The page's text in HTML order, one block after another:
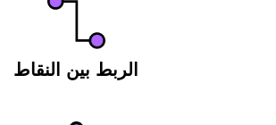
الربط بين النقاط